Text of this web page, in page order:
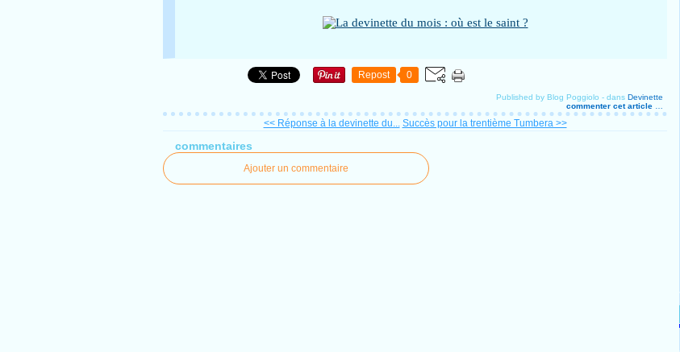
Repost 0
Published by Blog Poggiolo - dans Devinette
commenter cet article
<< Réponse à la devinette du... Succès pour la trentième Tumbera >>
commentaires
Ajouter un commentaire